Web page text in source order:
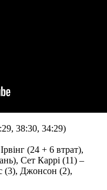
38:30, 34:29)
(24 + 6 втрат),
Сет Каррі (11) –
(3), Джонсон (2),